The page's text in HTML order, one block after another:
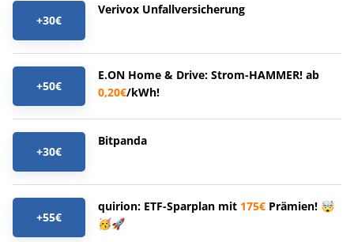
+30€
Verivox Unfallversicherung
+50€
E.ON Home & Drive: Strom-HAMMER! ab
0,20€/kWh!
+30€
Bitpanda
+55€
quirion: ETF-Sparplan mit 175€ Prämien! 🤯
🥳🚀